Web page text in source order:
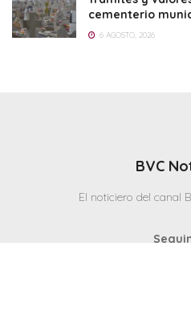
cementerio
6 AGOSTO, 2026
BVC
El noticiero del canal